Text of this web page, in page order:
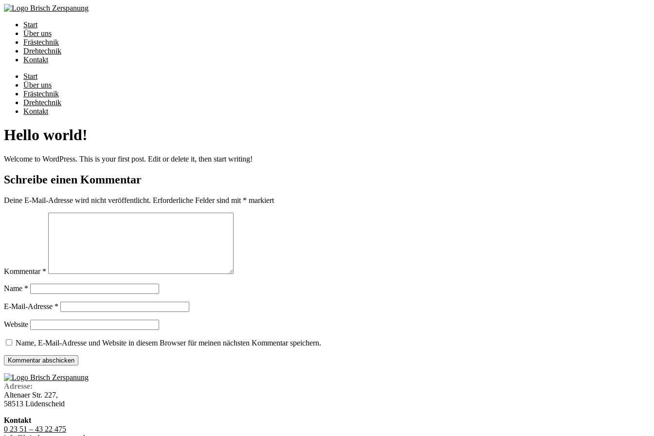
Zum
springenStart
Über uns
Frästechnik
Drehtechnik
Kontakt
Start
Über uns
Frästechnik
Drehtechnik
Kontakt
Hello world!
Welcome to WordPress. This is your first post. Edit or delete it, then start writing!
Schreibe einen Kommentar
Deine E-Mail-Adresse wird nicht veröffentlicht. Erforderliche Felder sind mit * markiert
Kommentar *
Name *
E-Mail-Adresse *
Website
Name, E-Mail-Adresse und Website in diesem Browser für meinen nächsten Kommentar speichern.
Adresse:
Altenaer Str. 227,
58513 Lüdenscheid
Kontakt
0 23 51 – 43 22 475